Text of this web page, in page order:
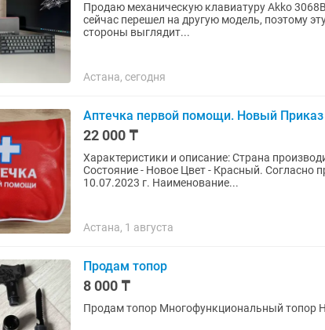
Продаю механическую клавиатуру Akko
сейчас перешел на другую модель, поэтому
стороны выглядит...
Астана, сегодня
Аптечка первой помощи. Новый
22 000 ₸
Характеристики и описание: Страна производитель - Казахстан Тип - Универсальные
Состояние - Новое Цвет - Красный. Согласно приказа Министра здравоохранения РК 125 от
10.07.2023 г. Наименование...
Астана, 1 августа
Продам топор
8 000 ₸